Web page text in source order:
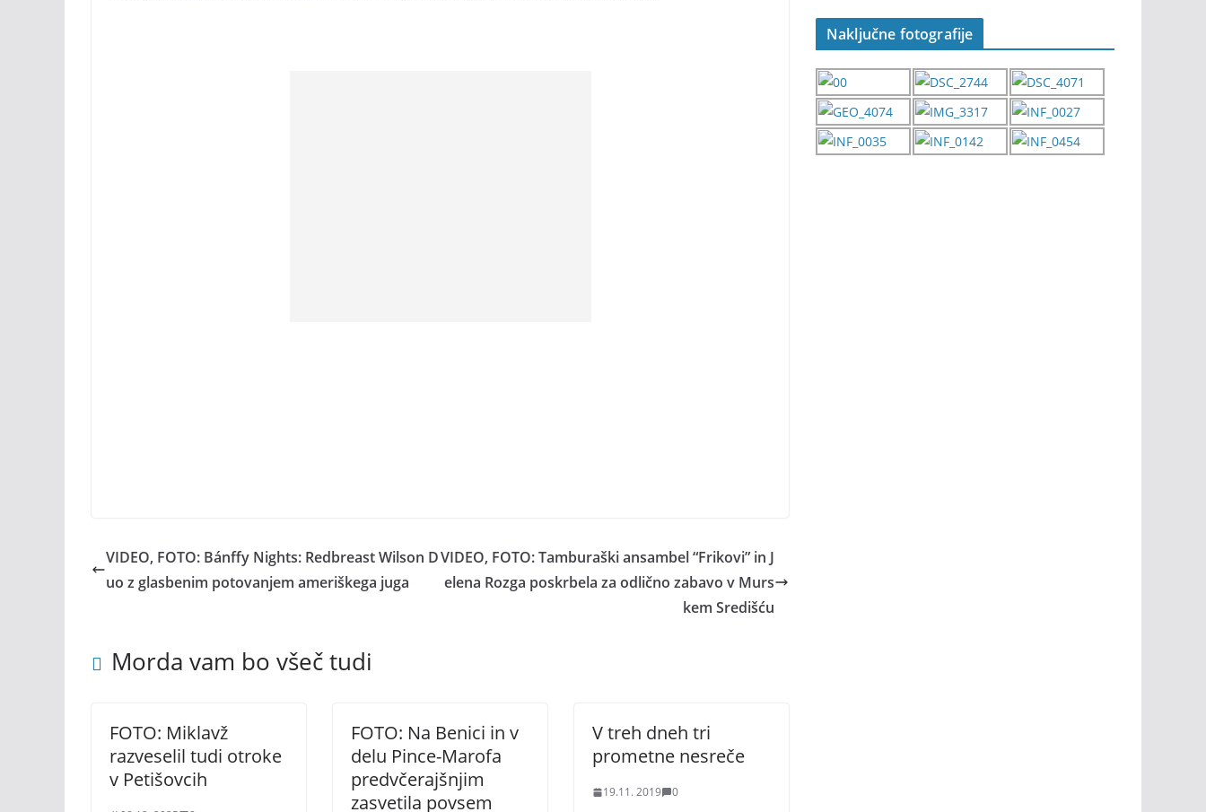
VIDEO, FOTO: Bánffy Nights: Redbreast Wilson D
uo z glasbenim potovanjem ameriškega juga
VIDEO, FOTO: Tamburaški ansambel “Frikovi” in J
elena Rozga poskrbela za odlično zabavo v Murs
kem Središću
Morda vam bo všeč tudi
FOTO: Miklavž
razveselil tudi otroke
v Petišovcih
FOTO: Na Benici in v
delu Pince-Marofa
predvčerajšnjim
zasvetila povsem
V treh dneh tri
prometne nesreče
19.11. 2019 0
Naključne fotografije